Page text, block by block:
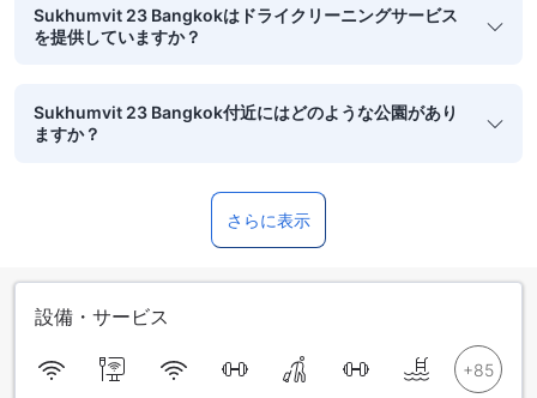
Sukhumvit 23 Bangkokはドライクリーニングサービス
を提供していますか？
Sukhumvit 23 Bangkok付近にはどのような公園があり
ますか？
さらに表示
設備・サービス